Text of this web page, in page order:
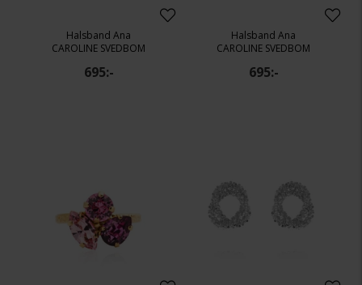
Halsband Ana
CAROLINE SVEDBOM
695:-
Halsband Ana
CAROLINE SVEDBOM
695:-